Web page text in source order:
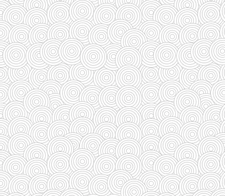
(110)
(185)
(29)
(128)
(33)
(33)
(35)
(58)
(95)